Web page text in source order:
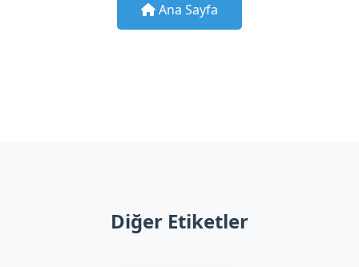
Ana Sayfa
Diğer Etiketler